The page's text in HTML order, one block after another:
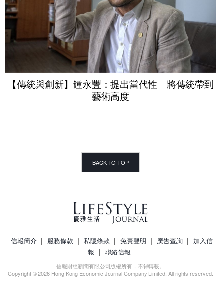
【傳統與創新】鍾永豐：提出當代性 將傳統帶到
藝術高度
BACK TO TOP
信報簡介 | 服務條款 | 私隱條款 | 免責聲明 | 廣告查詢 | 加入信
報 | 聯絡信報
信報財經新聞有限公司版權所有，不得轉載。
Copyright © 2026 Hong Kong Economic Journal Company Limited. All rights reserved.